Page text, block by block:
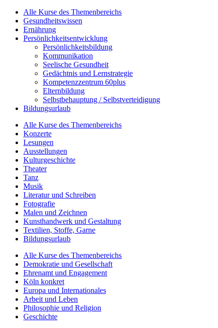
Alle Kurse des Themenbereichs
Gesundheitswissen
Ernährung
Persönlichkeitsentwicklung
Persönlichkeitsbildung
Kommunikation
Seelische Gesundheit
Gedächtnis und Lernstrategie
Kompetenzzentrum 60plus
Elternbildung
Selbstbehauptung / Selbstverteidigung
Bildungsurlaub
Alle Kurse des Themenbereichs
Konzerte
Lesungen
Ausstellungen
Kulturgeschichte
Theater
Tanz
Musik
Literatur und Schreiben
Fotografie
Malen und Zeichnen
Kunsthandwerk und Gestaltung
Textilien, Stoffe, Garne
Bildungsurlaub
Alle Kurse des Themenbereichs
Demokratie und Gesellschaft
Ehrenamt und Engagement
Köln konkret
Europa und Internationales
Arbeit und Leben
Philosophie und Religion
Geschichte